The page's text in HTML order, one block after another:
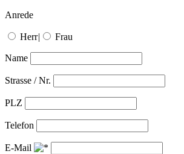
Anrede
Herr| Frau
Name
Strasse / Nr.
PLZ
Telefon
E-Mail